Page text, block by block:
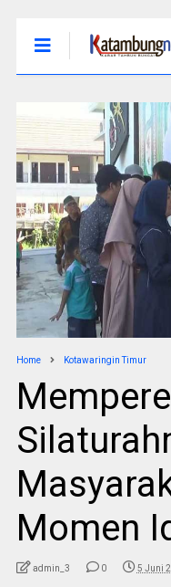
Home Kotawaringin Timur
Momen
admin_3 0 5 Juni